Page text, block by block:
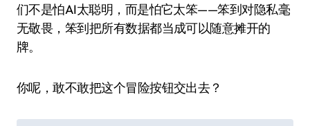
们不是怕AI太聪明，而是怕它太笨——笨到对隐私毫
无敬畏，笨到把所有数据都当成可以随意摊开的
牌。
你呢，敢不敢把这个冒险按钮交出去？